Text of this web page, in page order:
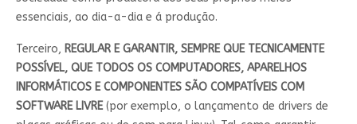
essenciais, ao dia-a-dia e á produção.
Terceiro, REGULAR E GARANTIR, SEMPRE QUE TECNICAMENTE
POSSÍVEL, QUE TODOS OS COMPUTADORES, APARELHOS
INFORMÁTICOS E COMPONENTES SÃO COMPATÍVEIS COM
SOFTWARE LIVRE(por exemplo, o lançamento de drivers de